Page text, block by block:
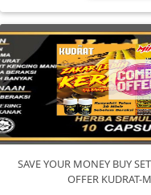
SAVE YOUR MONEY BUY
OFFER KUDRAT-
MELAKA(53)
PENANG(2)
PERLIS(6)
KUALA